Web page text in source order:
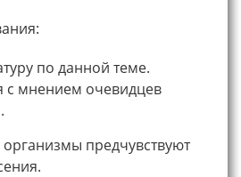
по данной теме.
с мнением очевидцев
предчувствуют